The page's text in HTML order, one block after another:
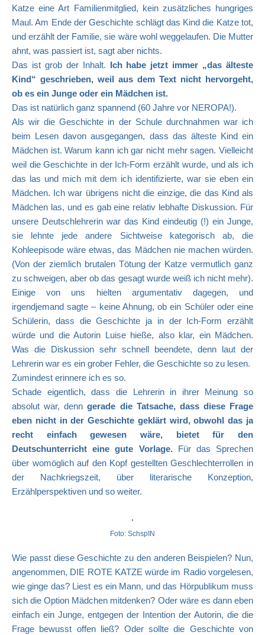
Katze eine Art Familienmitglied, kein zusätzliches hungriges
Maul. Am Ende der Geschichte schlägt das Kind die Katze tot,
und erzählt der Familie, sie wäre wohl weggelaufen. Die Mutter
ahnt, was passiert ist, sagt aber nichts.
Das ist grob der Inhalt. Ich habe jetzt immer „das älteste
Kind“ geschrieben, weil aus dem Text nicht hervorgeht,
ob es ein Junge oder ein Mädchen ist.
Das ist natürlich ganz spannend (60 Jahre vor NEROPA!).
Als wir die Geschichte in der Schule durchnahmen war ich
beim Lesen davon ausgegangen, dass das älteste Kind ein
Mädchen ist. Warum kann ich gar nicht mehr sagen. Vielleicht
weil die Geschichte in der Ich-Form erzählt wurde, und als ich
das las und mich mit dem ich identifizierte, war sie eben ein
Mädchen. Ich war übrigens nicht die einzige, die das Kind als
Mädchen las, und es gab eine relativ lebhafte Diskussion. Für
unsere Deutschlehrerin war das Kind eindeutig (!) ein Junge,
sie lehnte jede andere Sichtweise kategorisch ab, die
Kohleepisode wäre etwas, das Mädchen nie machen würden.
(Von der ziemlich brutalen Tötung der Katze vermutlich ganz
zu schweigen, aber ob das gesagt wurde weiß ich nicht mehr).
Einige von uns hielten argumentativ dagegen, und
irgendjemand sagte – keine Ahnung, ob ein Schüler oder eine
Schülerin, dass die Geschichte ja in der Ich-Form erzählt
würde und die Autorin Luise hieße, also klar, ein Mädchen.
Was die Diskussion sehr schnell beendete, denn laut der
Lehrerin war es ein grober Fehler, die Geschichte so zu lesen.
Zumindest erinnere ich es so.
Schade eigentlich, dass die Lehrerin in ihrer Meinung so
absolut war, denngerade die Tatsache, dass diese Frage
eben nicht in der Geschichte geklärt wird, obwohl das ja
recht einfach gewesen wäre, bietet für den
Deutschunterricht eine gute Vorlage.Für das Sprechen
über womöglich auf den Kopf gestellten Geschlechterrollen in
der Nach­kriegszeit, über literarische Konzeption,
Erzählperspektiven und so weiter.
Foto: SchspIN
Wie passt diese Geschichte zu den anderen Beispielen? Nun,
angenommen, DIE ROTE KATZE würde im Radio vorgelesen,
wie ginge das? Liest es ein Mann, und das Hörpublikum muss
sich die Option Mädchen mitdenken? Oder wäre es dann eben
einfach ein Junge, entgegen der Intention der Autorin, die die
Frage bewusst offen ließ? Oder sollte die Geschichte von